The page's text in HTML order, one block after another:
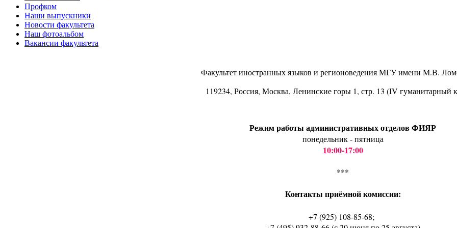
Профком
Наши выпускники
Новости факультета
Наш фотоальбом
Вакансии факультета
Факультет иностранных языков и регионоведения МГУ имени М.В.
119234, Россия, Москва, Ленинские горы 1, стр. 13 (IV гуманитарный
Режим работы административных отделов ФИЯР
понедельник - пятница
10:00-17:00
***
Контакты приёмной комиссии:
+7 (925) 108-85-68;